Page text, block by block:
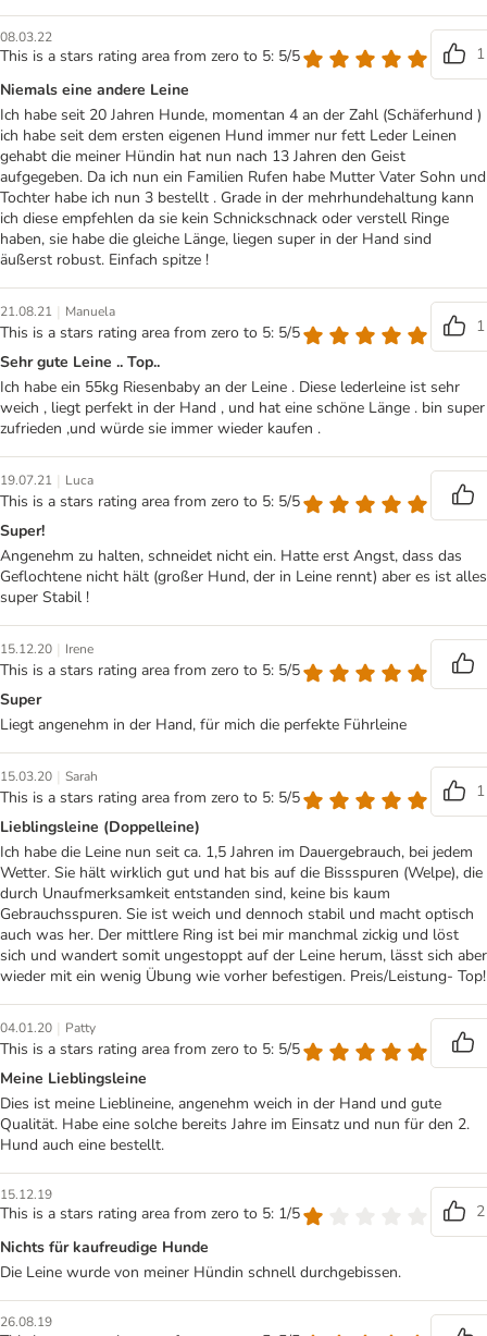
08.03.22
This is a stars rating area from zero to 5: 5/5
1
Niemals eine andere Leine
Ich habe seit 20 Jahren Hunde, momentan 4 an der Zahl (Schäferhund )
ich habe seit dem ersten eigenen Hund immer nur fett Leder Leinen
gehabt die meiner Hündin hat nun nach 13 Jahren den Geist
aufgegeben. Da ich nun ein Familien Rufen habe Mutter Vater Sohn und
Tochter habe ich nun 3 bestellt . Grade in der mehrhundehaltung kann
ich diese empfehlen da sie kein Schnickschnack oder verstell Ringe
haben, sie habe die gleiche Länge, liegen super in der Hand sind
äußerst robust. Einfach spitze !
21.08.21 | Manuela
This is a stars rating area from zero to 5: 5/5
1
Sehr gute Leine .. Top..
Ich habe ein 55kg Riesenbaby an der Leine . Diese lederleine ist sehr
weich , liegt perfekt in der Hand , und hat eine schöne Länge . bin super
zufrieden ,und würde sie immer wieder kaufen .
19.07.21 | Luca
This is a stars rating area from zero to 5: 5/5
Super!
Angenehm zu halten, schneidet nicht ein. Hatte erst Angst, dass das
Geflochtene nicht hält (großer Hund, der in Leine rennt) aber es ist alles
super Stabil !
15.12.20 | Irene
This is a stars rating area from zero to 5: 5/5
Super
Liegt angenehm in der Hand, für mich die perfekte Führleine
15.03.20 | Sarah
This is a stars rating area from zero to 5: 5/5
1
Lieblingsleine (Doppelleine)
Ich habe die Leine nun seit ca. 1,5 Jahren im Dauergebrauch, bei jedem
Wetter. Sie hält wirklich gut und hat bis auf die Bissspuren (Welpe), die
durch Unaufmerksamkeit entstanden sind, keine bis kaum
Gebrauchsspuren. Sie ist weich und dennoch stabil und macht optisch
auch was her. Der mittlere Ring ist bei mir manchmal zickig und löst
sich und wandert somit ungestoppt auf der Leine herum, lässt sich aber
wieder mit ein wenig Übung wie vorher befestigen. Preis/Leistung- Top!
04.01.20 | Patty
This is a stars rating area from zero to 5: 5/5
Meine Lieblingsleine
Dies ist meine Lieblineine, angenehm weich in der Hand und gute
Qualität. Habe eine solche bereits Jahre im Einsatz und nun für den 2.
Hund auch eine bestellt.
15.12.19
This is a stars rating area from zero to 5: 1/5
2
Nichts für kaufreudige Hunde
Die Leine wurde von meiner Hündin schnell durchgebissen.
26.08.19